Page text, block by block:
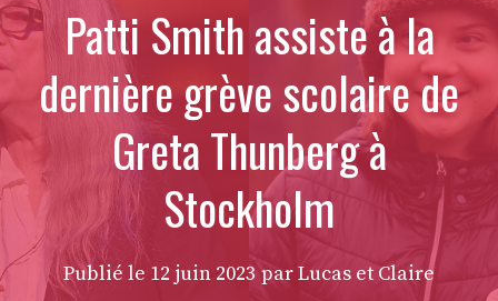
Patti Smith assiste à la
dernière grève scolaire de
Greta Thunberg à
Stockholm
Publié le 12 juin 2023 par Lucas et Claire